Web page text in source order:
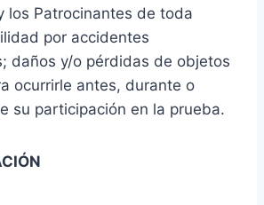
los Patrocinantes de toda
por accidentes
daños y/o pérdidas de objetos
ocurrirle antes, durante o
su participación en la prueba.